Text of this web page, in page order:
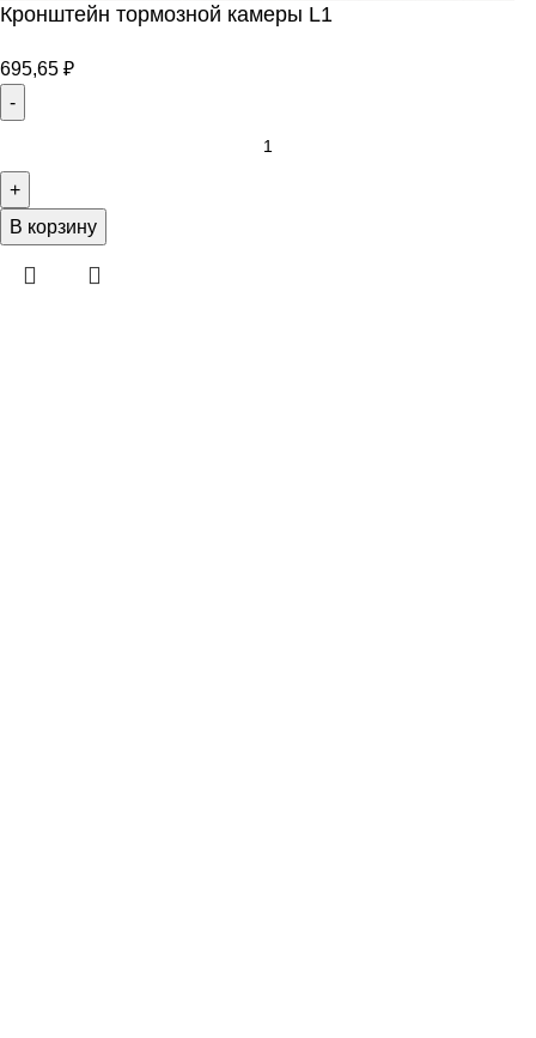
Кронштейн тормозной камеры L1
695,65 ₽
В корзину